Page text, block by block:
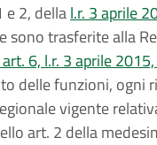
e 2, dellal.r. 3 aprile
sono trasferite alla
6, l.r. 3 aprile
delle funzioni, ogni
vigente
art. 2 della